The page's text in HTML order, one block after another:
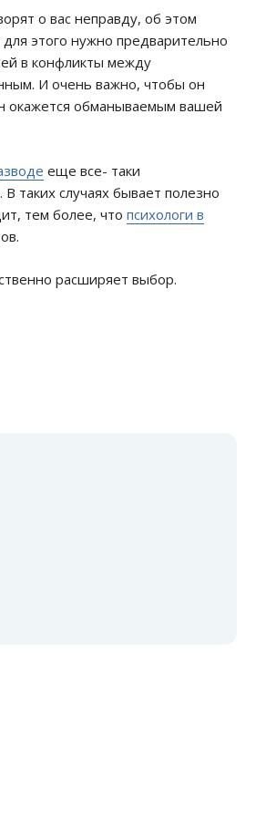
о вас неправду, об этом
этого нужно предварительно
в конфликты между
И очень важно, чтобы он
окажется обманываемым вашей
еще все- таки
таких случаях бывает полезно
тем более, что психологи в
расширяет выбор.